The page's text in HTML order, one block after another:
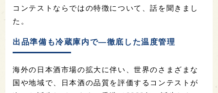
コンテストならではの特徴について、話を聞きまし
た。
出品準備も冷蔵庫内で—徹底した温度管理
海外の日本酒市場の拡大に伴い、世界のさまざまな
国や地域で、日本酒の品質を評価するコンテストが